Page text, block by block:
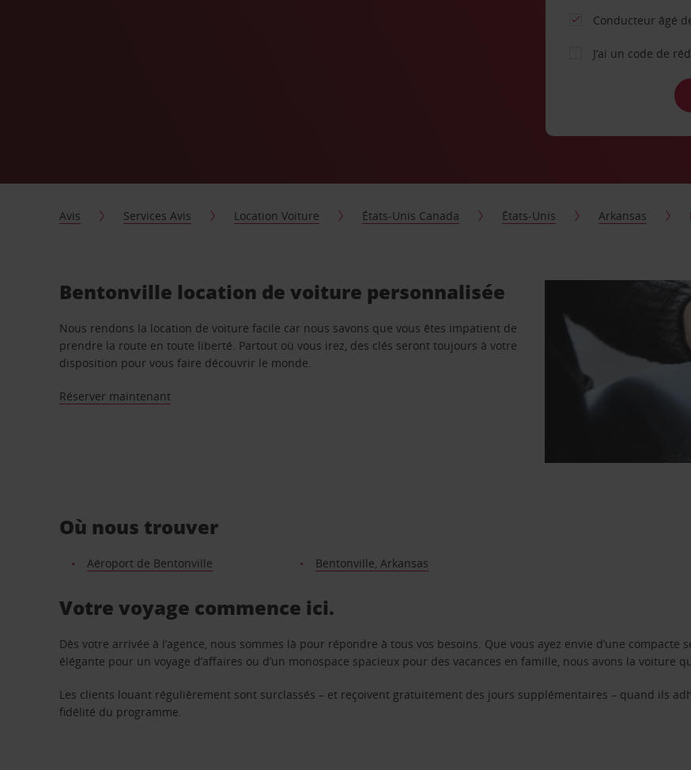
Conducteur âgé
J’ai un code de
Avis Services Avis Location Voiture États-Unis Canada États-Unis Arkansas
Bentonville location de voiture personnalisée
Nous rendons la location de voiture facile car nous savons que vous êtes impatient de
prendre la route en toute liberté. Partout où vous irez, des clés seront toujours à votre
disposition pour vous faire découvrir le monde.
Réserver maintenant
Où nous trouver
Aéroport de Bentonville Bentonville, Arkansas
Votre voyage commence ici.
Dès votre arrivée à l’agence, nous sommes là pour répondre à tous vos besoins. Que vous ayez envie d’une
élégante pour un voyage d’affaires ou d’un monospace spacieux pour des vacances en famille, nous avons la voiture
Les clients louant régulièrement sont surclassés – et reçoivent gratuitement des jours supplémentaires – quand ils
fidélité du programme.